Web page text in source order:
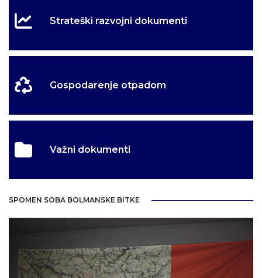
Strateški razvojni dokumenti
Gospodarenje otpadom
Važni dokumenti
SPOMEN SOBA BOLMANSKE BITKE